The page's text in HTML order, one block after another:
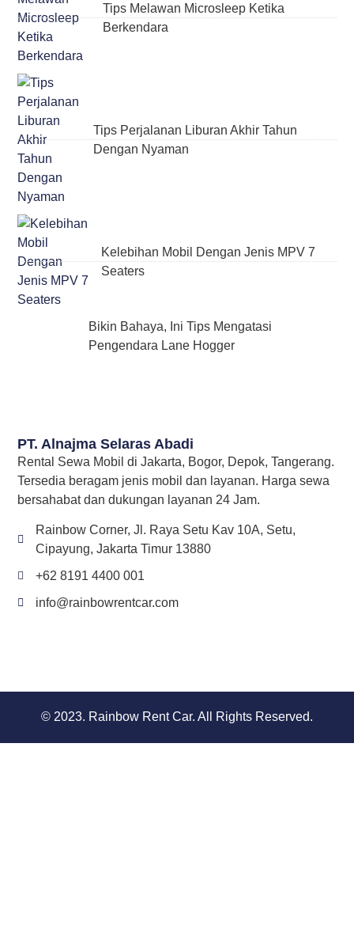
PT. Alnajma Selaras Abadi
Rental Sewa Mobil di Jakarta, Bogor, Depok, Tangerang.
Tersedia beragam jenis mobil dan layanan. Harga sewa
bersahabat dan dukungan layanan 24 Jam.
Rainbow Corner, Jl. Raya Setu Kav 10A, Setu,
Cipayung, Jakarta Timur 13880
+62 8191 4400 001
info@rainbowrentcar.com
Tips Melawan Microsleep Ketika
Berkendara
Tips Perjalanan Liburan Akhir Tahun
Dengan Nyaman
Kelebihan Mobil Dengan Jenis MPV 7
Seaters
Bikin Bahaya, Ini Tips Mengatasi
Pengendara Lane Hogger
© 2023. Rainbow Rent Car. All Rights Reserved.